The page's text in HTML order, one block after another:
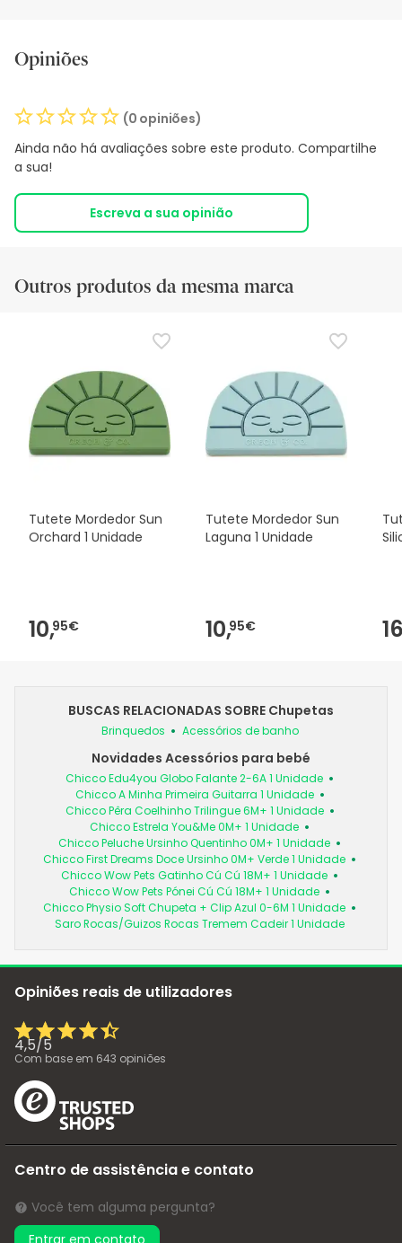
Opiniões
(0 opiniões)
Ainda não há avaliações sobre este produto. Compartilhe
a sua!
Escreva a sua opinião
Outros produtos da mesma marca
Tutete Mordedor Sun
Orchard 1 Unidade
10,95€
Tutete Mordedor Sun
Laguna 1 Unidade
10,95€
BUSCAS RELACIONADAS SOBRE Chupetas
Brinquedos Acessórios de banho
Novidades Acessórios para bebé
Chicco Edu4you Globo Falante 2-6A 1 Unidade
Chicco A Minha Primeira Guitarra 1 Unidade
Chicco Pêra Coelhinho Trilingue 6M+ 1 Unidade
Chicco Estrela You&Me 0M+ 1 Unidade
Chicco Peluche Ursinho Quentinho 0M+ 1 Unidade
Chicco First Dreams Doce Ursinho 0M+ Verde 1 Unidade
Chicco Wow Pets Gatinho Cú Cú 18M+ 1 Unidade
Chicco Wow Pets Pónei Cú Cú 18M+ 1 Unidade
Chicco Physio Soft Chupeta + Clip Azul 0-6M 1 Unidade
Saro Rocas/Guizos Rocas Tremem Cadeir 1 Unidade
Opiniões reais de utilizadores
4,5/5
Com base em 643 opiniões
Centro de assistência e contato
Você tem alguma pergunta?